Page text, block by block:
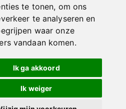
te tonen, om ons
te analyseren en
waar onze
vandaan komen.
Ik ga akkoord
Ik weiger
vetgehalte: mythe of
geven : geurende avonturen
voor de huid